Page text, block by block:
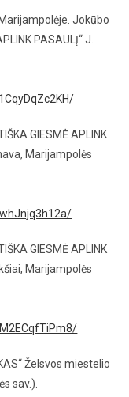
Marijampolėje. Jokūbo
PASAULĮ“ J.
GIESMĖ APLINK
Marijampolės
GIESMĖ APLINK
Marijampolės
Želsvos miestelio
sav.).